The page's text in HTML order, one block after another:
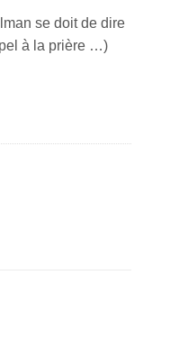
se doit de dire
à la prière …)